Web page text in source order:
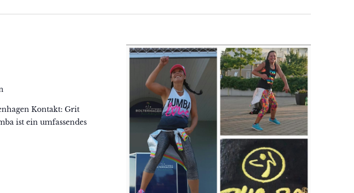
Kontakt: Grit
ist ein umfassendes